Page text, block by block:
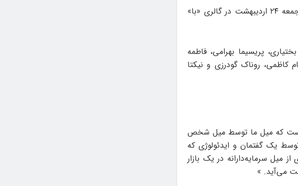
، نمایشگاه گروهی «من او هستم» روز جمعه ۲۴ اردیبهشت در گالری «با»
پریسیما بهرامی، فاطمه
کاظمی، روناک گودرزی و نیکتا
است که میل ما توسط میل شخص
یک گفتمان و ایدئولوژی که
میل سرمایه‌دارانه در یک بازار
می‌آید. »